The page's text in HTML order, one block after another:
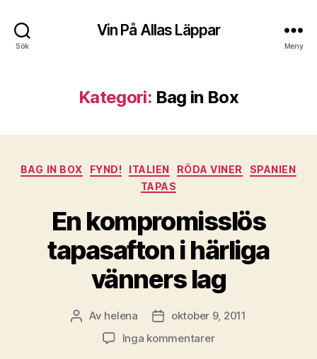
Sök
Vin På Allas Läppar
Meny
Kategori: Bag in Box
Kategorier
BAG IN BOX FYND! ITALIEN RÖDA VINER
SPANIEN
TAPAS
En kompromisslös
tapasafton i härliga
vänners lag
Inläggsförfattare
Av helena Inläggsdatum
oktober 9, 2011
Inga kommentarertill